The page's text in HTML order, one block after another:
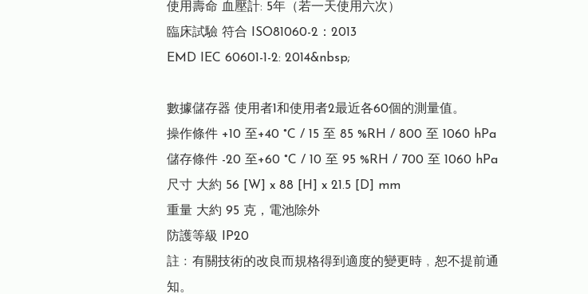
使用壽命 血壓計: 5年（若一天使用六次）
臨床試驗 符合 ISO81060-2：2013
EMD IEC 60601-1-2: 2014&nbsp;
數據儲存器 使用者1和使用者2最近各60個的測量值。
操作條件 +10 至+40 °C / 15 至 85 %RH / 800 至 1060 hPa
儲存條件 -20 至+60 °C / 10 至 95 %RH / 700 至 1060 hPa
尺寸 大約 56 [W] x 88 [H] x 21.5 [D] mm
重量 大約 95 克，電池除外
防護等級 IP20
註﹕有關技術的改良而規格得到適度的變更時﹐恕不提前通
知。